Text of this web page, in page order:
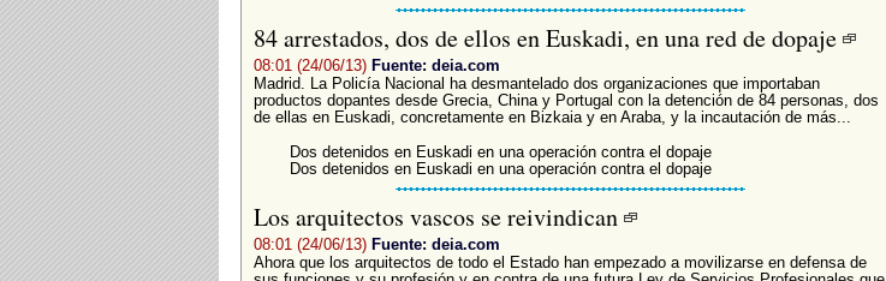
84 arrestados, dos de ellos en Euskadi, en una red de dopaje
08:01 (24/06/13) Fuente: deia.com
Madrid. La Policía Nacional ha desmantelado dos organizaciones que importaban
productos dopantes desde Grecia, China y Portugal con la detención de 84 personas, dos
de ellas en Euskadi, concretamente en Bizkaia y en Araba, y la incautación de más...
Dos detenidos en Euskadi en una operación contra el dopaje
Dos detenidos en Euskadi en una operación contra el dopaje
Los arquitectos vascos se reivindican
08:01 (24/06/13) Fuente: deia.com
Ahora que los arquitectos de todo el Estado han empezado a movilizarse en defensa de